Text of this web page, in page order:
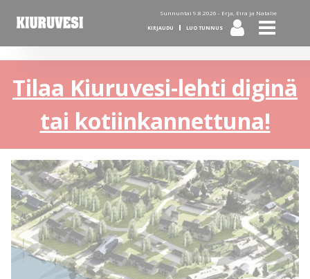
Sunnuntai 9.8.2026 - Erja, Eira ja Natalie
KIRJAUDU LUO TUNNUS
Tilaa Kiuruvesi-lehti diginä
tai kotiinkannettuna!